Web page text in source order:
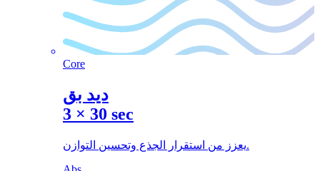
Core
ديد بق
3 × 30 sec
يعزز من استقرار الجذع وتحسين التوازن.